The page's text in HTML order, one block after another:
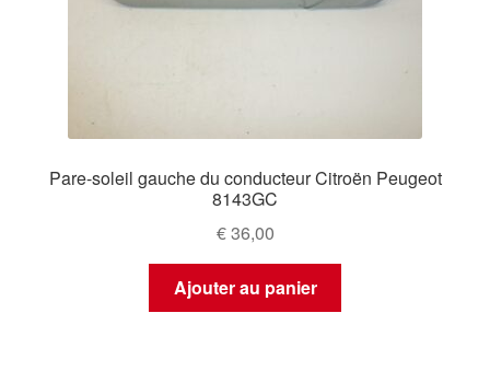
Pare-soleil gauche du conducteur Citroën Peugeot
8143GC
€36,00
Ajouter au panier